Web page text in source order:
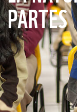
PARTES